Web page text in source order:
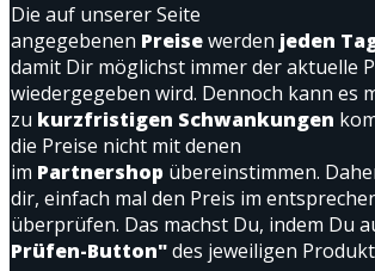
Die auf unserer Seite
angegebenen Preisewerden jeden
damit Dir möglichst immer der aktuelle
wiedergegeben wird. Dennoch kann es
zu kurzfristigen Schwankungen
die Preise nicht mit denen
im Partnershop übereinstimmen.
dir, einfach mal den Preis im
überprüfen. Das machst Du, indem Du
Prüfen-Button"des jeweiligen